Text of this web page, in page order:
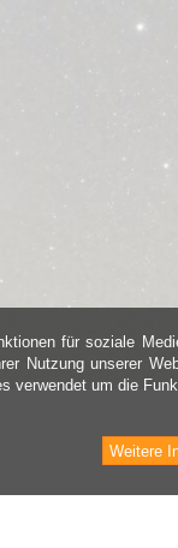
für soziale
Nutzung unserer
verwendet um die
Weitere